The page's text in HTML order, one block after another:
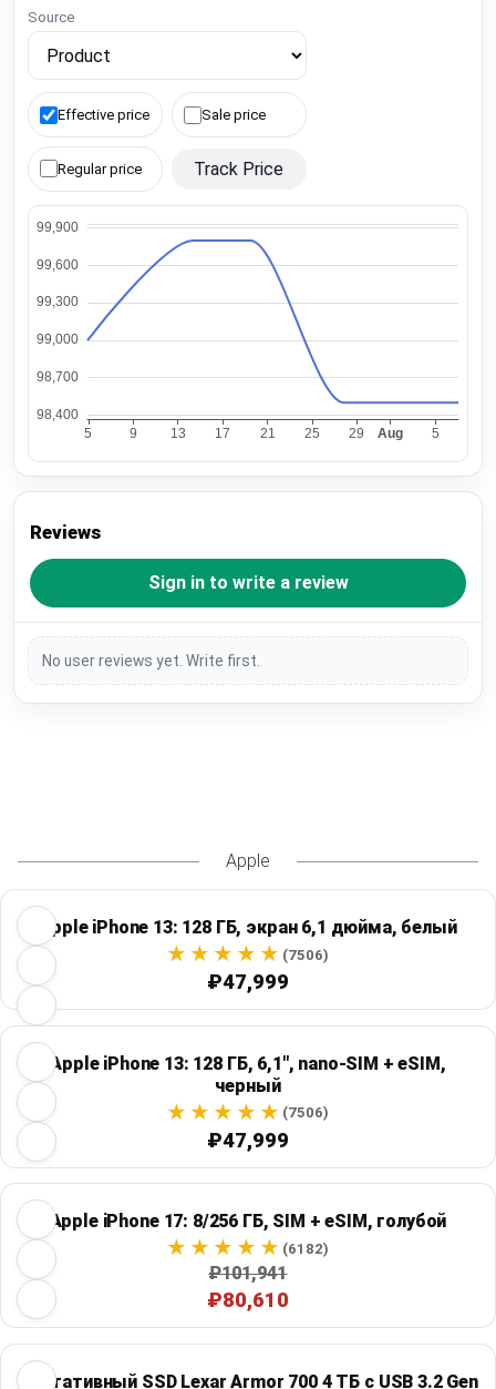
Source
Effective price Sale price
Regular price Track Price
Reviews
Sign in to write a review
No user reviews yet. Write first.
Apple
Apple iPhone 13: 128 ГБ, экран 6,1 дюйма, белый
(7506)
₽47,999
Apple iPhone 13: 128 ГБ, 6,1", nano-SIM + eSIM,
черный
(7506)
₽47,999
Apple iPhone 17: 8/256 ГБ, SIM + eSIM, голубой
(6182)
₽101,941
₽80,610
Портативный SSD Lexar Armor 700 4 ТБ с USB 3.2 Gen